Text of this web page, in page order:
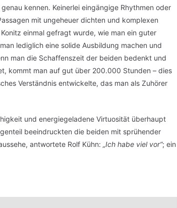
kennen. Keinerlei eingängige Rhythmen oder
mit ungeheuer dichten und komplexen
einmal gefragt wurde, wie man ein guter
lediglich eine solide Ausbildung machen und
man die Schaffenszeit der beiden bedenkt und
kommt man auf gut über 200.000 Stunden – dies
Verständnis entwickelte, das man als Zuhörer
und energiegeladene Virtuosität überhaupt
beeindruckten die beiden mit sprühender
antwortete Rolf Kühn: „Ich habe viel vor“; ein